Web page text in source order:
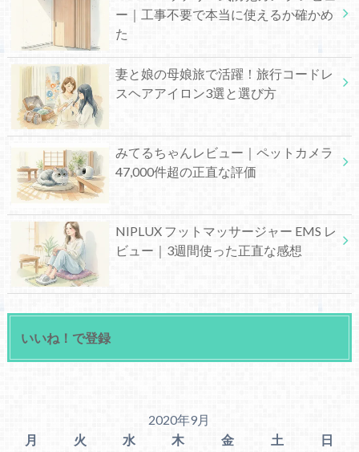
ー｜工事不要で本当に使えるか確かめ
た
妻と娘の母娘旅で活躍！旅行コードレ
スヘアアイロン3選と選び方
みてるちゃんレビュー｜ペットカメラ
47,000件超の正直な評価
NIPLUX フットマッサージャー EMS レ
ビュー｜3週間使った正直な感想
いいね！で登録
2020年9月
月
火 水 木 金 土
日